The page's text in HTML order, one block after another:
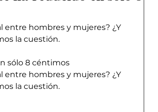
entre hombres y mujeres? ¿Y
la cuestión.
sólo 8 céntimos
entre hombres y mujeres? ¿Y
la cuestión.